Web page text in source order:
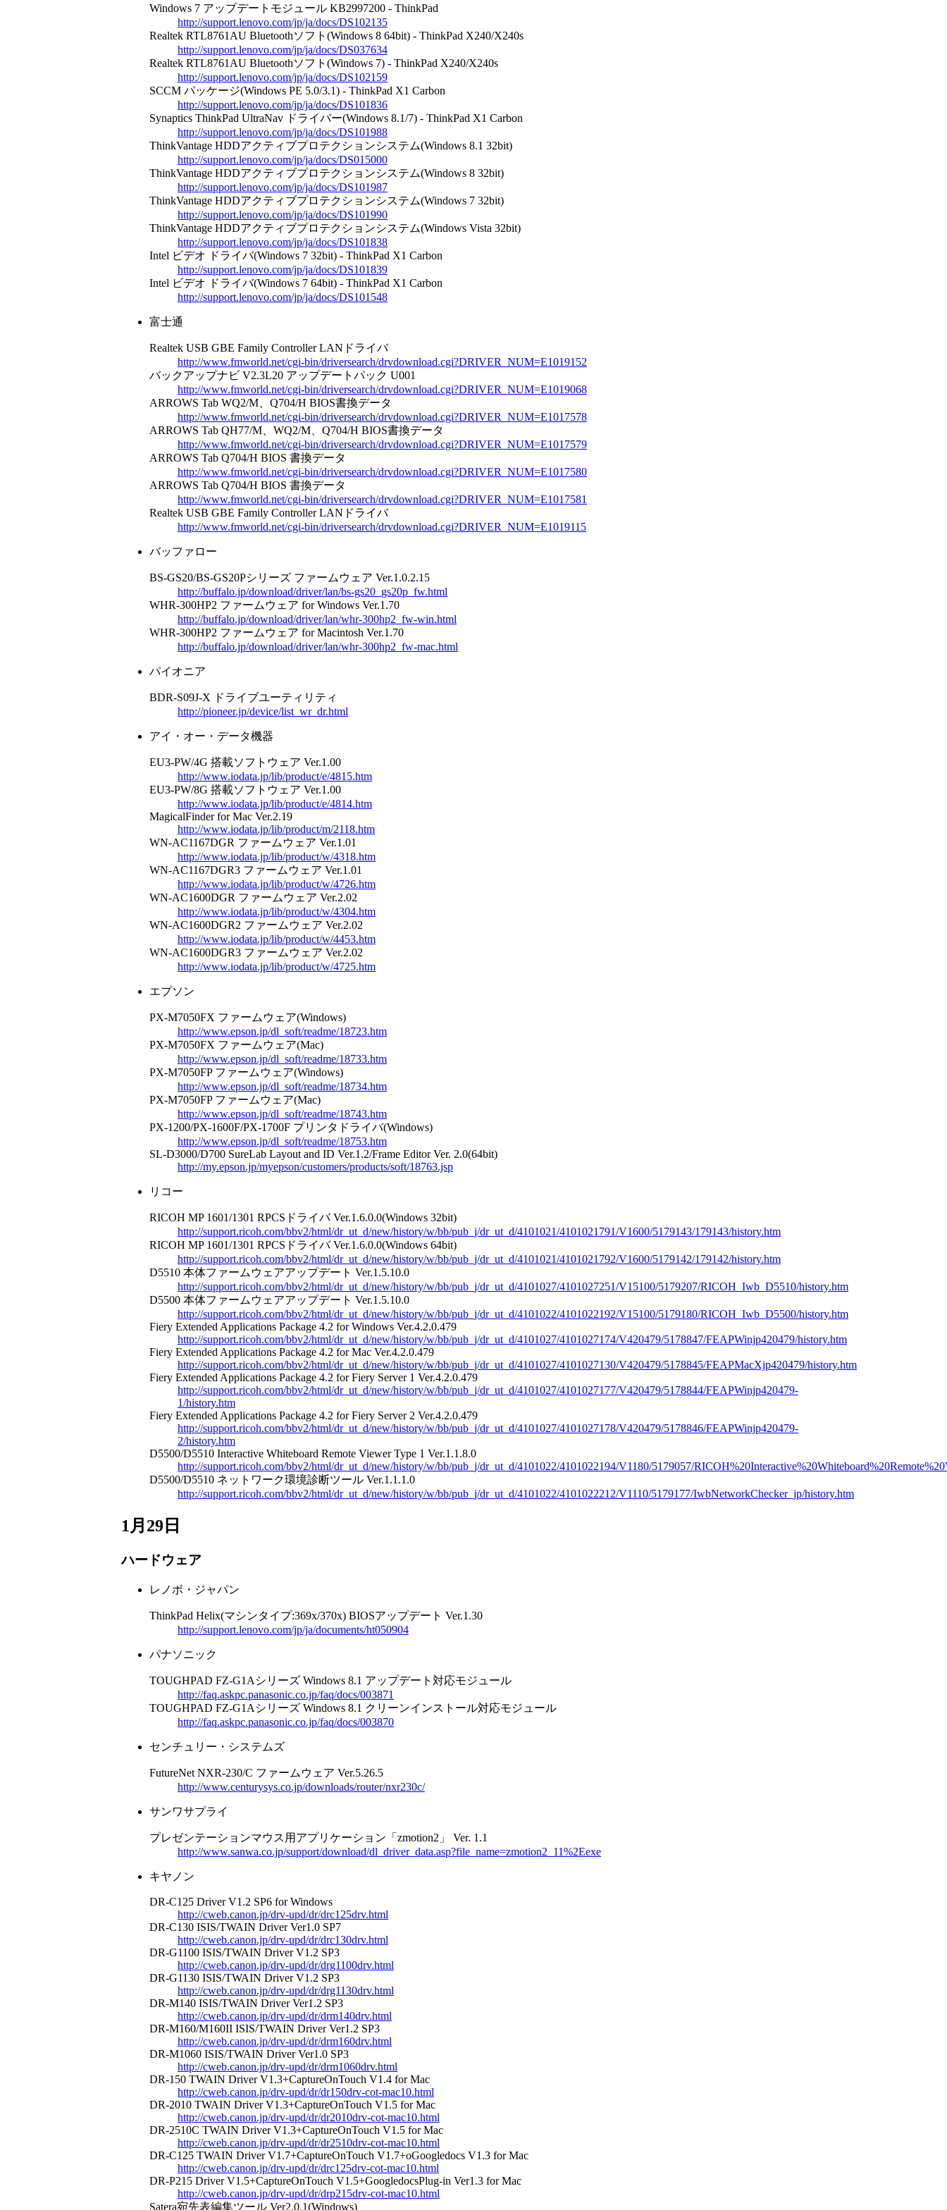
Windows 7 アップデートモジュール KB2997200 - ThinkPad
http://support.lenovo.com/jp/ja/docs/DS102135
Realtek RTL8761AU Bluetoothソフト(Windows 8 64bit) - ThinkPad X240/X240s
http://support.lenovo.com/jp/ja/docs/DS037634
Realtek RTL8761AU Bluetoothソフト(Windows 7) - ThinkPad X240/X240s
http://support.lenovo.com/jp/ja/docs/DS102159
SCCM パッケージ(Windows PE 5.0/3.1) - ThinkPad X1 Carbon
http://support.lenovo.com/jp/ja/docs/DS101836
Synaptics ThinkPad UltraNav ドライバー(Windows 8.1/7) - ThinkPad X1 Carbon
http://support.lenovo.com/jp/ja/docs/DS101988
ThinkVantage HDDアクティブプロテクションシステム(Windows 8.1 32bit)
http://support.lenovo.com/jp/ja/docs/DS015000
ThinkVantage HDDアクティブプロテクションシステム(Windows 8 32bit)
http://support.lenovo.com/jp/ja/docs/DS101987
ThinkVantage HDDアクティブプロテクションシステム(Windows 7 32bit)
http://support.lenovo.com/jp/ja/docs/DS101990
ThinkVantage HDDアクティブプロテクションシステム(Windows Vista 32bit)
http://support.lenovo.com/jp/ja/docs/DS101838
Intel ビデオ ドライバ(Windows 7 32bit) - ThinkPad X1 Carbon
http://support.lenovo.com/jp/ja/docs/DS101839
Intel ビデオ ドライバ(Windows 7 64bit) - ThinkPad X1 Carbon
http://support.lenovo.com/jp/ja/docs/DS101548
富士通
Realtek USB GBE Family Controller LANドライバ
http://www.fmworld.net/cgi-bin/driversearch/drvdownload.cgi?DRIVER_NUM=E1019152
バックアップナビ V2.3L20 アップデートパック U001
http://www.fmworld.net/cgi-bin/driversearch/drvdownload.cgi?DRIVER_NUM=E1019068
ARROWS Tab WQ2/M、Q704/H BIOS書換データ
http://www.fmworld.net/cgi-bin/driversearch/drvdownload.cgi?DRIVER_NUM=E1017578
ARROWS Tab QH77/M、WQ2/M、Q704/H BIOS書換データ
http://www.fmworld.net/cgi-bin/driversearch/drvdownload.cgi?DRIVER_NUM=E1017579
ARROWS Tab Q704/H BIOS 書換データ
http://www.fmworld.net/cgi-bin/driversearch/drvdownload.cgi?DRIVER_NUM=E1017580
ARROWS Tab Q704/H BIOS 書換データ
http://www.fmworld.net/cgi-bin/driversearch/drvdownload.cgi?DRIVER_NUM=E1017581
Realtek USB GBE Family Controller LANドライバ
http://www.fmworld.net/cgi-bin/driversearch/drvdownload.cgi?DRIVER_NUM=E1019115
バッファロー
BS-GS20/BS-GS20Pシリーズ ファームウェア Ver.1.0.2.15
http://buffalo.jp/download/driver/lan/bs-gs20_gs20p_fw.html
WHR-300HP2 ファームウェア for Windows Ver.1.70
http://buffalo.jp/download/driver/lan/whr-300hp2_fw-win.html
WHR-300HP2 ファームウェア for Macintosh Ver.1.70
http://buffalo.jp/download/driver/lan/whr-300hp2_fw-mac.html
パイオニア
BDR-S09J-X ドライブユーティリティ
http://pioneer.jp/device/list_wr_dr.html
アイ・オー・データ機器
EU3-PW/4G 搭載ソフトウェア Ver.1.00
http://www.iodata.jp/lib/product/e/4815.htm
EU3-PW/8G 搭載ソフトウェア Ver.1.00
http://www.iodata.jp/lib/product/e/4814.htm
MagicalFinder for Mac Ver.2.19
http://www.iodata.jp/lib/product/m/2118.htm
WN-AC1167DGR ファームウェア Ver.1.01
http://www.iodata.jp/lib/product/w/4318.htm
WN-AC1167DGR3 ファームウェア Ver.1.01
http://www.iodata.jp/lib/product/w/4726.htm
WN-AC1600DGR ファームウェア Ver.2.02
http://www.iodata.jp/lib/product/w/4304.htm
WN-AC1600DGR2 ファームウェア Ver.2.02
http://www.iodata.jp/lib/product/w/4453.htm
WN-AC1600DGR3 ファームウェア Ver.2.02
http://www.iodata.jp/lib/product/w/4725.htm
エプソン
PX-M7050FX ファームウェア(Windows)
http://www.epson.jp/dl_soft/readme/18723.htm
PX-M7050FX ファームウェア(Mac)
http://www.epson.jp/dl_soft/readme/18733.htm
PX-M7050FP ファームウェア(Windows)
http://www.epson.jp/dl_soft/readme/18734.htm
PX-M7050FP ファームウェア(Mac)
http://www.epson.jp/dl_soft/readme/18743.htm
PX-1200/PX-1600F/PX-1700F プリンタドライバ(Windows)
http://www.epson.jp/dl_soft/readme/18753.htm
SL-D3000/D700 SureLab Layout and ID Ver.1.2/Frame Editor Ver. 2.0(64bit)
http://my.epson.jp/myepson/customers/products/soft/18763.jsp
リコー
RICOH MP 1601/1301 RPCSドライバ Ver.1.6.0.0(Windows 32bit)
http://support.ricoh.com/bbv2/html/dr_ut_d/new/history/w/bb/pub_j/dr_ut_d/4101021/4101021791/V1600/5179143/179143/history.htm
RICOH MP 1601/1301 RPCSドライバ Ver.1.6.0.0(Windows 64bit)
http://support.ricoh.com/bbv2/html/dr_ut_d/new/history/w/bb/pub_j/dr_ut_d/4101021/4101021792/V1600/5179142/179142/history.htm
D5510 本体ファームウェアアップデート Ver.1.5.10.0
http://support.ricoh.com/bbv2/html/dr_ut_d/new/history/w/bb/pub_j/dr_ut_d/4101027/4101027251/V15100/5179207/RICOH_Iwb_D5510/history.htm
D5500 本体ファームウェアアップデート Ver.1.5.10.0
http://support.ricoh.com/bbv2/html/dr_ut_d/new/history/w/bb/pub_j/dr_ut_d/4101022/4101022192/V15100/5179180/RICOH_Iwb_D5500/history.htm
Fiery Extended Applications Package 4.2 for Windows Ver.4.2.0.479
http://support.ricoh.com/bbv2/html/dr_ut_d/new/history/w/bb/pub_j/dr_ut_d/4101027/4101027174/V420479/5178847/FEAPWinjp420479/history.htm
Fiery Extended Applications Package 4.2 for Mac Ver.4.2.0.479
http://support.ricoh.com/bbv2/html/dr_ut_d/new/history/w/bb/pub_j/dr_ut_d/4101027/4101027130/V420479/5178845/FEAPMacXjp420479/history.htm
Fiery Extended Applications Package 4.2 for Fiery Server 1 Ver.4.2.0.479
http://support.ricoh.com/bbv2/html/dr_ut_d/new/history/w/bb/pub_j/dr_ut_d/4101027/4101027177/V420479/5178844/FEAPWinjp420479-
1/history.htm
Fiery Extended Applications Package 4.2 for Fiery Server 2 Ver.4.2.0.479
http://support.ricoh.com/bbv2/html/dr_ut_d/new/history/w/bb/pub_j/dr_ut_d/4101027/4101027178/V420479/5178846/FEAPWinjp420479-
2/history.htm
D5500/D5510 Interactive Whiteboard Remote Viewer Type 1 Ver.1.1.8.0
http://support.ricoh.com/bbv2/html/dr_ut_d/new/history/w/bb/pub_j/dr_ut_d/4101022/4101022194/V1180/5179057/
D5500/D5510 ネットワーク環境診断ツール Ver.1.1.1.0
http://support.ricoh.com/bbv2/html/dr_ut_d/new/history/w/bb/pub_j/dr_ut_d/4101022/4101022212/V1110/5179177/IwbNetworkChecker_jp/history.htm
1月29日
ハードウェア
レノボ・ジャパン
ThinkPad Helix(マシンタイプ:369x/370x) BIOSアップデート Ver.1.30
http://support.lenovo.com/jp/ja/documents/ht050904
パナソニック
TOUGHPAD FZ-G1Aシリーズ Windows 8.1 アップデート対応モジュール
http://faq.askpc.panasonic.co.jp/faq/docs/003871
TOUGHPAD FZ-G1Aシリーズ Windows 8.1 クリーンインストール対応モジュール
http://faq.askpc.panasonic.co.jp/faq/docs/003870
センチュリー・システムズ
FutureNet NXR-230/C ファームウェア Ver.5.26.5
http://www.centurysys.co.jp/downloads/router/nxr230c/
サンワサプライ
プレゼンテーションマウス用アプリケーション「zmotion2」 Ver. 1.1
http://www.sanwa.co.jp/support/download/dl_driver_data.asp?file_name=zmotion2_11%2Eexe
キヤノン
DR-C125 Driver V1.2 SP6 for Windows
http://cweb.canon.jp/drv-upd/dr/drc125drv.html
DR-C130 ISIS/TWAIN Driver Ver1.0 SP7
http://cweb.canon.jp/drv-upd/dr/drc130drv.html
DR-G1100 ISIS/TWAIN Driver V1.2 SP3
http://cweb.canon.jp/drv-upd/dr/drg1100drv.html
DR-G1130 ISIS/TWAIN Driver V1.2 SP3
http://cweb.canon.jp/drv-upd/dr/drg1130drv.html
DR-M140 ISIS/TWAIN Driver Ver1.2 SP3
http://cweb.canon.jp/drv-upd/dr/drm140drv.html
DR-M160/M160II ISIS/TWAIN Driver Ver1.2 SP3
http://cweb.canon.jp/drv-upd/dr/drm160drv.html
DR-M1060 ISIS/TWAIN Driver Ver1.0 SP3
http://cweb.canon.jp/drv-upd/dr/drm1060drv.html
DR-150 TWAIN Driver V1.3+CaptureOnTouch V1.4 for Mac
http://cweb.canon.jp/drv-upd/dr/dr150drv-cot-mac10.html
DR-2010 TWAIN Driver V1.3+CaptureOnTouch V1.5 for Mac
http://cweb.canon.jp/drv-upd/dr/dr2010drv-cot-mac10.html
DR-2510C TWAIN Driver V1.3+CaptureOnTouch V1.5 for Mac
http://cweb.canon.jp/drv-upd/dr/dr2510drv-cot-mac10.html
DR-C125 TWAIN Driver V1.7+CaptureOnTouch V1.7+oGoogledocs V1.3 for Mac
http://cweb.canon.jp/drv-upd/dr/drc125drv-cot-mac10.html
DR-P215 Driver V1.5+CaptureOnTouch V1.5+GoogledocsPlug-in Ver1.3 for Mac
http://cweb.canon.jp/drv-upd/dr/drp215drv-cot-mac10.html
Satera宛先表編集ツール Ver2.0.1(Windows)